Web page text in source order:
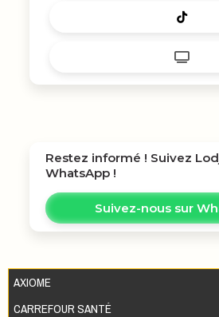
Restez informé ! Suivez
WhatsApp !
Suivez-nous sur
AXIOME
CARREFOUR SANTÉ